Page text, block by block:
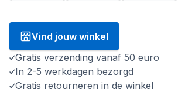
Vind jouw winkel
Gratis verzending vanaf 50 euro
In 2-5 werkdagen bezorgd
Gratis retourneren in de winkel